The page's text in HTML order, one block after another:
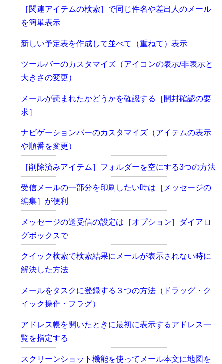
［関連アイテムの検索］で同じ件名や差出人のメール
を簡単表示
新しい予定表を作成して並べて（重ねて）表示
ツールバーのカスタマイズ（アイコンの表示/非表示と
大きさの変更）
メールが読まれたかどうかを確認する［開封確認の要
求］
ナビゲーションバーのカスタマイズ（アイテムの表示
や順番を変更）
［削除済みアイテム］フォルダーを空にする3つの方法
受信メールの一部分を印刷したい時は［メッセージの
編集］が便利
メッセージの送受信の設定は［オプション］ダイアロ
グボックスで
クイック検索で検索結果にメールが表示されない時に
解決した方法
メールをタスクに登録する３つの方法（ドラッグ・ク
イック操作・フラグ）
アドレス帳を開いたときに最初に表示するアドレス一
覧を指定する
スクリーンショット機能を使ってメール本文に地図を